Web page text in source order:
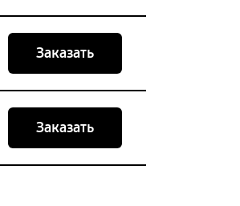
Заказать
Заказать